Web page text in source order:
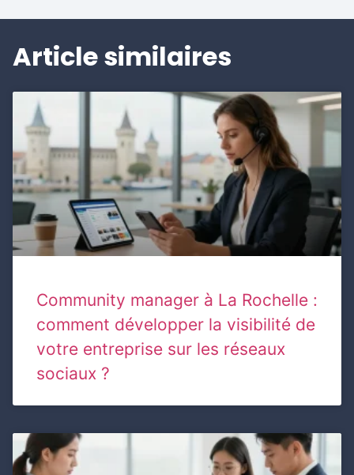
Article similaires
Community manager à La Rochelle :
comment développer la visibilité de
votre entreprise sur les réseaux
sociaux ?